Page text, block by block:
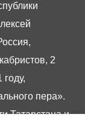
2
пера».
Татарстана и